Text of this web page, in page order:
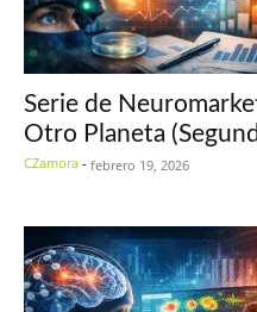
Serie de
Otro Planeta
CZamora - febrero 19, 2026